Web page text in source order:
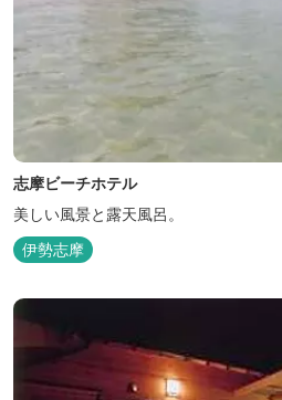
志摩ビーチホテル
美しい風景と露天風呂。
伊勢志摩